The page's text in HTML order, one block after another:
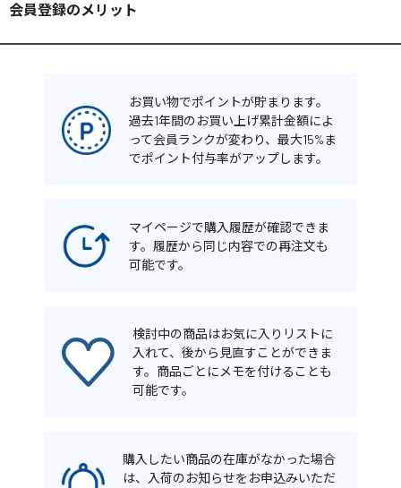
会員登録のメリット
お買い物でポイントが貯まります。
過去1年間のお買い上げ累計金額によ
って会員ランクが変わり、最大15%ま
でポイント付与率がアップします。
マイページで購入履歴が確認できま
す。履歴から同じ内容での再注文も
可能です。
検討中の商品はお気に入りリストに
入れて、後から見直すことができま
す。商品ごとにメモを付けることも
可能です。
購入したい商品の在庫がなかった場合
は、入荷のお知らせをお申込みいただ